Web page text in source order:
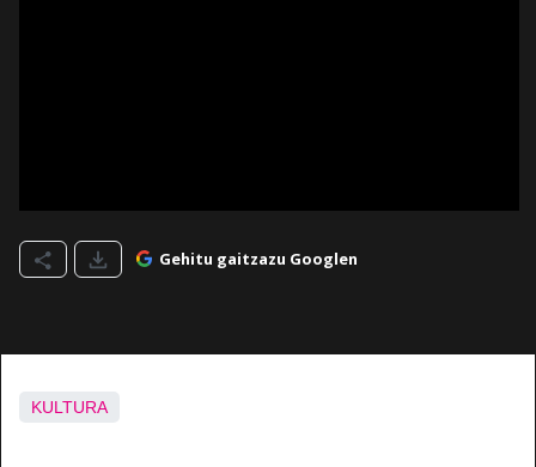
Gehitu gaitzazu Googlen
KULTURA